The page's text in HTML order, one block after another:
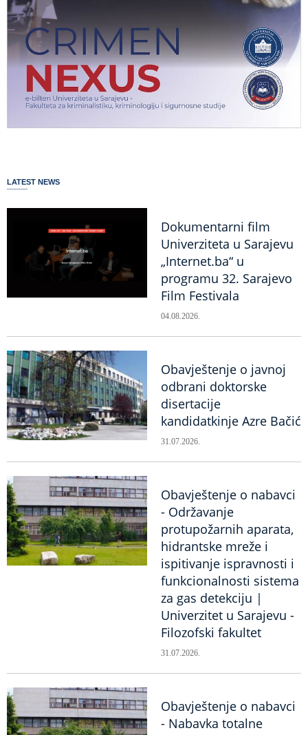
LATEST NEWS
Dokumentarni film
Univerziteta u Sarajevu
„Internet.ba“ u
programu 32. Sarajevo
Film Festivala
04.08.2026.
Obavještenje o javnoj
odbrani doktorske
disertacije
kandidatkinje Azre Bačić
31.07.2026.
Obavještenje o nabavci
- Održavanje
protupožarnih aparata,
hidrantske mreže i
ispitivanje ispravnosti i
funkcionalnosti sistema
za gas detekciju |
Univerzitet u Sarajevu -
Filozofski fakultet
31.07.2026.
Obavještenje o nabavci
- Nabavka totalne